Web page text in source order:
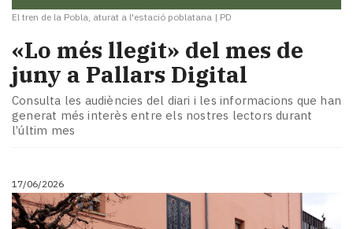
El tren de la Pobla, aturat a l'estació poblatana | PD
«Lo més llegit» del mes de
juny a Pallars Digital
Consulta les audiències del diari i les informacions que han
generat més interès entre els nostres lectors durant
l’últim mes
17/06/2026